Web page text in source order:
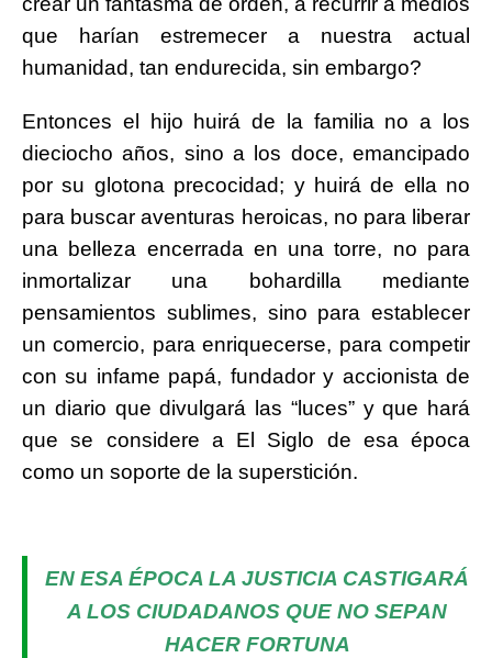
que harían estremecer a nuestra actual
humanidad, tan endurecida, sin embargo?
Entonces el hijo huirá de la familia no a los
dieciocho años, sino a los doce, emancipado
por su glotona precocidad; y huirá de ella no
para buscar aventuras heroicas, no para liberar
una belleza encerrada en una torre, no para
inmortalizar una bohardilla mediante
pensamientos sublimes, sino para establecer
un comercio, para enriquecerse, para competir
con su infame papá, fundador y accionista de
un diario que divulgará las “luces” y que hará
que se considere a El Siglo de esa época
como un soporte de la superstición.
EN ESA ÉPOCA LA JUSTICIA CASTIGARÁ
A LOS CIUDADANOS QUE NO SEPAN
HACER FORTUNA